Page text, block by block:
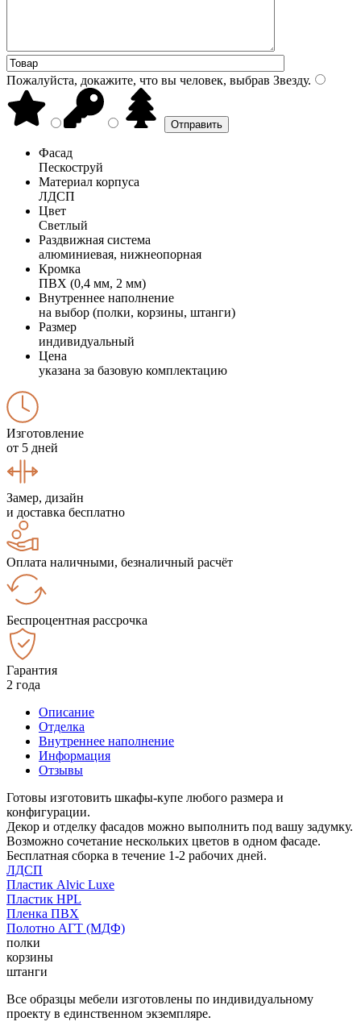
Пожалуйста, докажите, что вы человек, выбрав Звезду.
Фасад
Пескоструй
Материал корпуса
ЛДСП
Цвет
Светлый
Раздвижная система
алюминиевая, нижнеопорная
Кромка
ПВХ (0,4 мм, 2 мм)
Внутреннее наполнение
на выбор (полки, корзины, штанги)
Размер
индивидуальный
Цена
указана за базовую комплектацию
Изготовление
от 5 дней
Замер, дизайн
и доставка бесплатно
Оплата наличными, безналичный расчёт
Беспроцентная рассрочка
Гарантия
2 года
Описание
Отделка
Внутреннее наполнение
Информация
Отзывы
Готовы изготовить шкафы-купе любого размера и
конфигурации.
Декор и отделку фасадов можно выполнить под вашу задумку.
Возможно сочетание нескольких цветов в одном фасаде.
Бесплатная сборка в течение 1-2 рабочих дней.
ЛДСП
Пластик Alvic Luxe
Пластик HPL
Пленка ПВХ
Полотно АГТ (МДФ)
полки
корзины
штанги
Все образцы мебели изготовлены по индивидуальному
проекту в единственном экземпляре.